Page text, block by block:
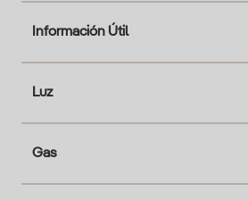
Información Útil
Luz
Gas